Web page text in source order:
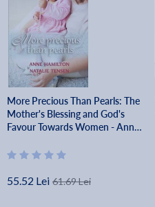
More Precious Than Pearls: The
Mother's Blessing and God's
Favour Towards Women - Anne
55.52 Lei 61.69 Lei